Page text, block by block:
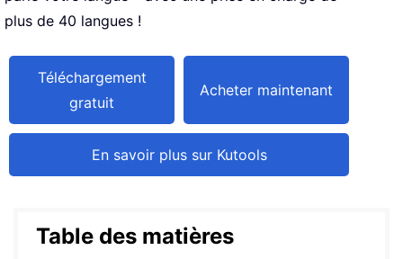
plus de 40 langues !
Téléchargement
gratuit
Acheter maintenant
En savoir plus sur Kutools
Table des matières